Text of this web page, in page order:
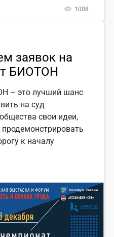
1008
заявок на
БИОТОН
– это лучший шанс
на суд
свои идеи,
к началу